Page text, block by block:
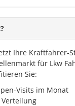
Ihre Kraftfahrer-
für Lkw
Sie:
Visits im Monat